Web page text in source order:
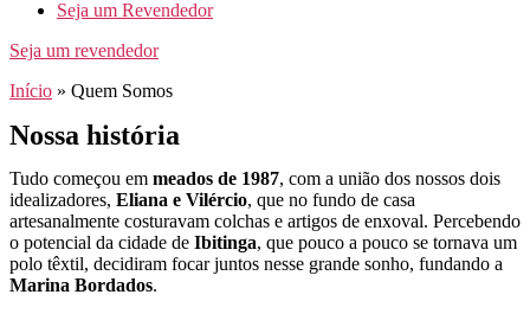
Seja um Revendedor
Seja um revendedor
Início » Quem Somos
Nossa história
Tudo começou em meados de 1987, com a união dos nossos dois
idealizadores, Eliana e Vilércio, que no fundo de casa
artesanalmente costuravam colchas e artigos de enxoval. Percebendo
o potencial da cidade de Ibitinga, que pouco a pouco se tornava um
polo têxtil, decidiram focar juntos nesse grande sonho, fundando a
Marina Bordados.